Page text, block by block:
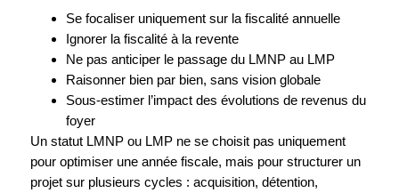
Se focaliser uniquement sur la fiscalité annuelle
Ignorer la fiscalité à la revente
Ne pas anticiper le passage du LMNP au LMP
Raisonner bien par bien, sans vision globale
Sous-estimer l’impact des évolutions de revenus du
foyer
Un statut LMNP ou LMP ne se choisit pas uniquement
pour optimiser une année fiscale, mais pour structurer un
projet sur plusieurs cycles : acquisition, détention,